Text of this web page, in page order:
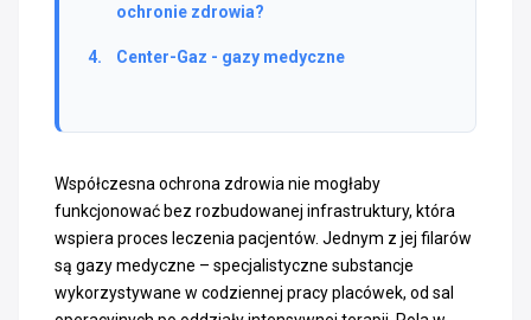
ochronie zdrowia?
Center-Gaz - gazy medyczne
Współczesna ochrona zdrowia nie mogłaby
funkcjonować bez rozbudowanej infrastruktury, która
wspiera proces leczenia pacjentów. Jednym z jej filarów
są gazy medyczne – specjalistyczne substancje
wykorzystywane w codziennej pracy placówek, od sal